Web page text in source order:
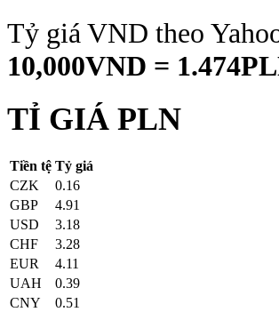
Tỷ giá VND theo
10,000VND =
TỈ GIÁ PLN
Tiền tệ Tỷ giá
CZK
0.16
GBP
4.91
USD
3.18
CHF
3.28
EUR
4.11
UAH
0.39
CNY
0.51